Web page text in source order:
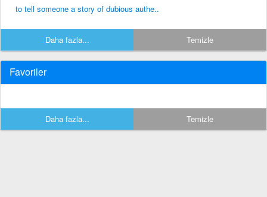
to tell someone a story of dubious authe..
Daha fazla... Temizle
Favoriler
Daha fazla... Temizle